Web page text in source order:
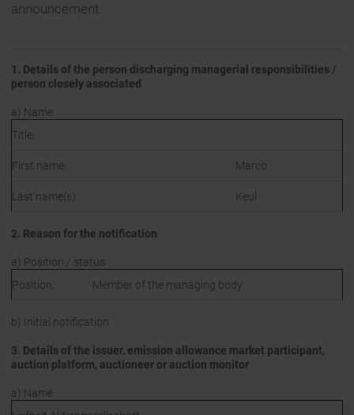
announcement.
1. Details of the person discharging managerial responsibilities /
person closely associated
a) Name
Title:
First name: Marco
Last name(s): Keul
2. Reason for the notification
a) Position / status
Position:
Member of the managing body
b) Initial notification
3. Details of the issuer, emission allowance market participant,
auction platform, auctioneer or auction monitor
a) Name